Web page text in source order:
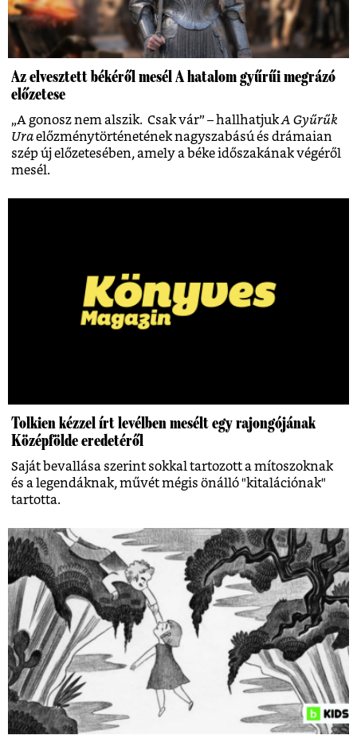
Az elvesztett békéről mesél A hatalom gyűrűi megrázó
előzetese
„A gonosz nem alszik. Csak vár” – hallhatjukA Gyűrűk
Uraelőzménytörténetének nagyszabású és drámaian
szép új előzetesében, amely a béke időszakának végéről
mesél.
Tolkien kézzel írt levélben mesélt egy rajongójának
Középfölde eredetéről
Saját bevallása szerint sokkal tartozott a mítoszoknak
és a legendáknak, művét mégis önálló "kitalációnak"
tartotta.